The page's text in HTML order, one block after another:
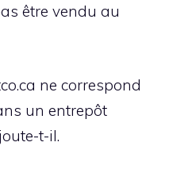
être vendu au
ne correspond
un entrepôt
t-il.